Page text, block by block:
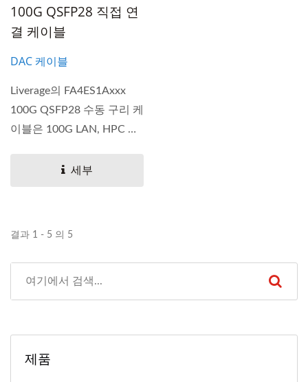
100G QSFP28 직접 연
결 케이블
DAC 케이블
Liverage의 FA4ES1Axxx
100G QSFP28 수동 구리 케
이블은 100G LAN, HPC 및
세부
결과 1 - 5 의 5
제품